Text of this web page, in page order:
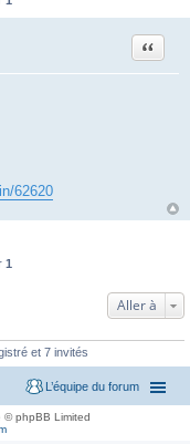
Citation
62620
1
Aller à
et 7 invités
L’équipe du forum
© phpBB Limited